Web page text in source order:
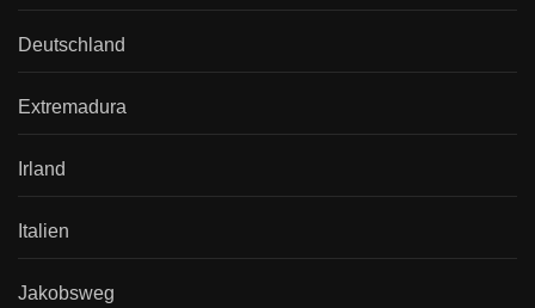
Deutschland
Extremadura
Irland
Italien
Jakobsweg